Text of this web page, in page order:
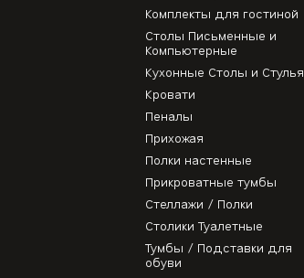
Комплекты для гостиной
Столы Письменные и
Компьютерные
Кухонные Столы и Стулья
Кровати
Пеналы
Прихожая
Полки настенные
Прикроватные тумбы
Стеллажи / Полки
Столики Туалетные
Тумбы / Подставки для
обуви